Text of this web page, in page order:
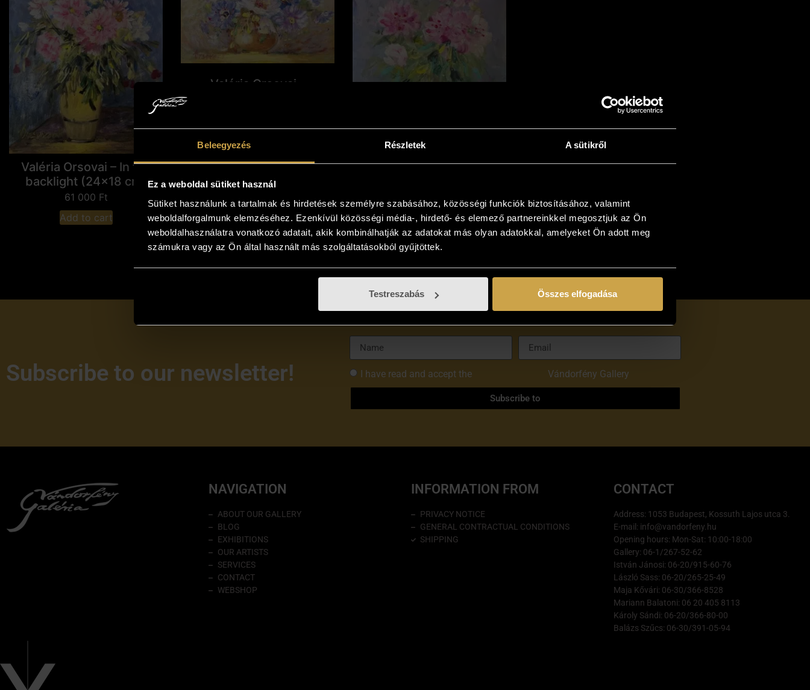
Beleegyezés Részletek A sütikről
Ez a weboldal sütiket használ
Sütiket használunk a tartalmak és hirdetések személyre szabásához, közösségi funkciók biztosításához, valamint
weboldalforgalmunk elemzéséhez. Ezenkívül közösségi média-, hirdető- és elemező partnereinkkel megosztjuk az Ön
weboldalhasználatra vonatkozó adatait, akik kombinálhatják az adatokat más olyan adatokkal, amelyeket Ön adott meg
számukra vagy az Ön által használt más szolgáltatásokból gyűjtöttek.
Testreszabás Összes elfogadása
Valéria Orsovai – In the
backlight (24x18 cm)
61 000 Ft
Add to cart
Valéria Orsovai –
Chrysanthemums (13x18
41 000Ft
Add to cart
43 000 Ft
Add to cart
Subscribe to our newsletter! I have read and accept the Vándorfény Gallery
Subscribe to
NAVIGATION
ABOUT OUR GALLERY
BLOG
EXHIBITIONS
OUR ARTISTS
SERVICES
CONTACT
WEBSHOP
INFORMATION FROM
PRIVACY NOTICE
GENERAL CONTRACTUAL CONDITIONS
SHIPPING
CONTACT
Address: 1053 Budapest, Kossuth Lajos utca 3.
E-mail: info@vandorfeny.hu
Opening hours: Mon-Sat: 10:00-18:00
Gallery: 06-1/267-52-62
István Jánosi: 06-20/915-60-76
László Sass: 06-20/265-25-49
Maja Kővári: 06-30/366-8528
Mariann Balatoni: 06 20 405 8113
Károly Sándi: 06-20/366-80-00
Balázs Szűcs: 06-30/391-05-94